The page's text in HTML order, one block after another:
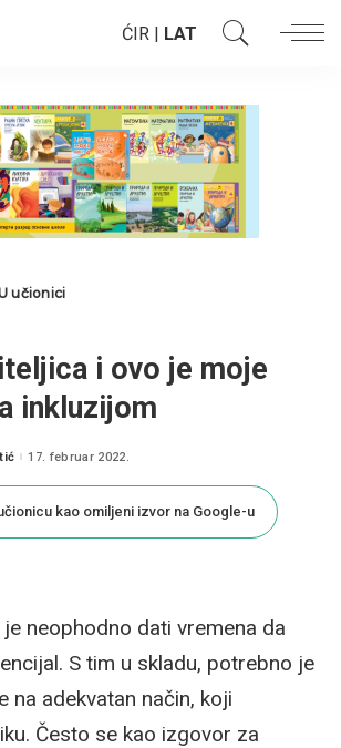
ĆIR | LAT
učionici
i ovo je moje
inkluzijom
17. februar 2022.
kao omiljeni izvor na Google-u
neophodno dati vremena da
S tim u skladu, potrebno je
na adekvatan način, koji
Često se kao izgovor za